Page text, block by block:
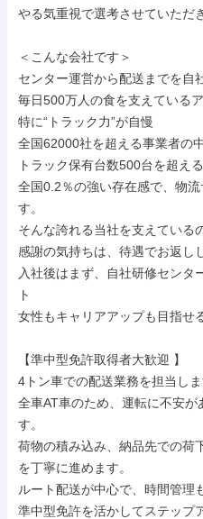
やる気重視で選考させていただ
＜こんな会社です＞
センター運営から配送までを自
毎日500万人の食を支えている
特に“トラック力”が自慢
全国62000社を超える事業者の中
トラック保有台数500台を超え
全国0.2％の強い存在感で、物
す。
そんな誇れる当社を支えている
感謝の気持ちは、待遇でお返し
入社後はまず、自社研修センタ
ト
女性もキャリアアップも目指せ
【準中型免許取得者大歓迎 】
4トン車での配送業務を担当しま
全車AT車のため、運転に不安
す。
荷物の積み込み、納品先での荷
を丁寧に進めます。
ルート配送が中心で、時間管理
準中型免許を活かしてステップ